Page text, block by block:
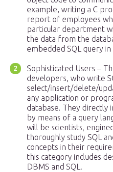
example, writing a C
report of employees
particular department
the data from the
embedded SQL query
Sophisticated Users –
developers, who write
select/insert/delete/
any application or
database. They directly
by means of a query
will be scientists,
thoroughly study SQL
concepts in their
this category includes
DBMS and SQL.